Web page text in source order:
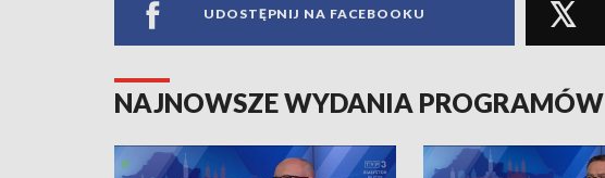
UDOSTĘPNIJ NA FACEBOOKU
NAJNOWSZE WYDANIA PROGRAMÓW